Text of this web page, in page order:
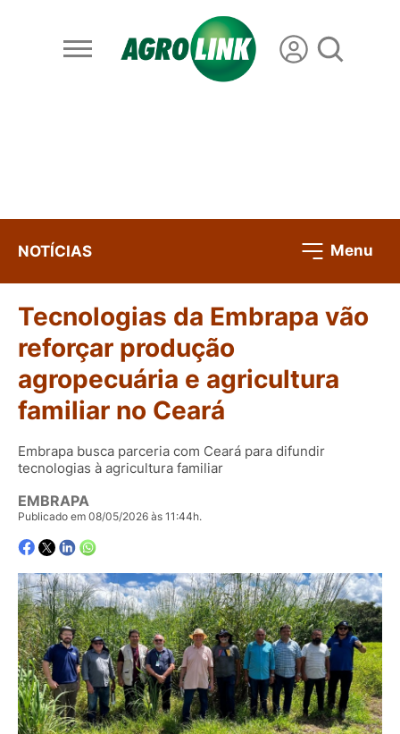
NOTÍCIAS Menu
Tecnologias da Embrapa vão
reforçar produção
agropecuária e agricultura
familiar no Ceará
Embrapa busca parceria com Ceará para difundir
tecnologias à agricultura familiar
EMBRAPA
Publicado em 08/05/2026 às 11:44h.